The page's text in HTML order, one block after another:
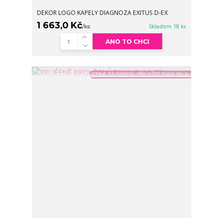
DEKOR LOGO KAPELY DIAGNOZA EXITUS D-EX
1 663,0 Kč/ks Skladem 18 ks
ANO TO CHCI
CENA ZA DEKOR, PŘILOŽTE TVAR SKLA